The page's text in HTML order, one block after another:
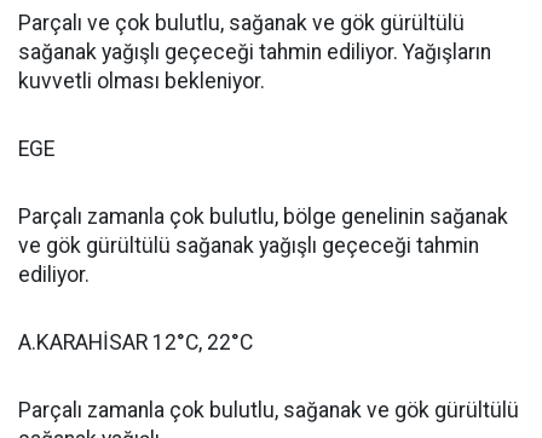
Parçalı ve çok bulutlu, sağanak ve gök gürültülü
sağanak yağışlı geçeceği tahmin ediliyor. Yağışların
kuvvetli olması bekleniyor.
EGE
Parçalı zamanla çok bulutlu, bölge genelinin sağanak
ve gök gürültülü sağanak yağışlı geçeceği tahmin
ediliyor.
A.KARAHİSAR 12°C, 22°C
Parçalı zamanla çok bulutlu, sağanak ve gök gürültülü